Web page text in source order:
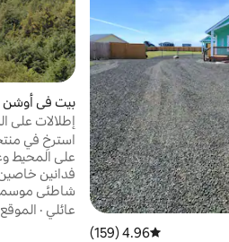
متوسط التقييم 4.96 من 5، 159 مراجعات
4.96 (159)
بيت في أوشن
إطلالات على
الشاطئ، فناء
على المحيط
فدانين
شاطئي
جميع
على المسار
عائلي · الموقع